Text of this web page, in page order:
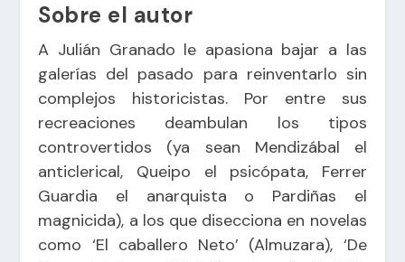
Sobre el autor
A Julián Granado le apasiona bajar a las
galerías del pasado para reinventarlo sin
complejos historicistas. Por entre sus
recreaciones deambulan los tipos
controvertidos (ya sean Mendizábal el
anticlerical, Queipo el psicópata, Ferrer
Guardia el anarquista o Pardiñas el
magnicida), a los que disecciona en novelas
como ‘El caballero Neto’ (Almuzara), ‘De